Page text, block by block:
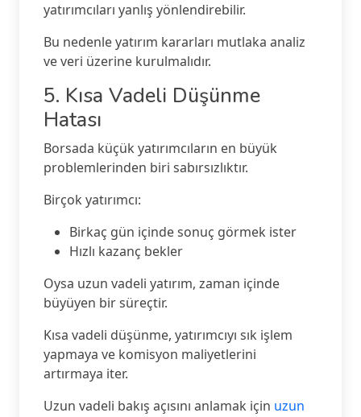
yatırımcıları yanlış yönlendirebilir.
Bu nedenle yatırım kararları mutlaka analiz
ve veri üzerine kurulmalıdır.
5. Kısa Vadeli Düşünme
Hatası
Borsada küçük yatırımcıların en büyük
problemlerinden biri sabırsızlıktır.
Birçok yatırımcı:
Birkaç gün içinde sonuç görmek ister
Hızlı kazanç bekler
Oysa uzun vadeli yatırım, zaman içinde
büyüyen bir süreçtir.
Kısa vadeli düşünme, yatırımcıyı sık işlem
yapmaya ve komisyon maliyetlerini
artırmaya iter.
Uzun vadeli bakış açısını anlamak için uzun